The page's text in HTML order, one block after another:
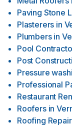
Paving Stone
Plasterers in
Plumbers in
Pool
Post
Pressure
Professional
Restaurant
Roofers in
Roofing